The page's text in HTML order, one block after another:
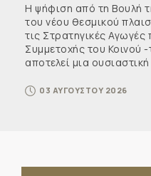
Η ψήφιση από τη Βουλή
του νέου θεσμικού
τις Στρατηγικές
Συμμετοχής του Κοινού
αποτελεί μια ουσιαστική
03 ΑΥΓΟΥΣΤΟΥ 2026